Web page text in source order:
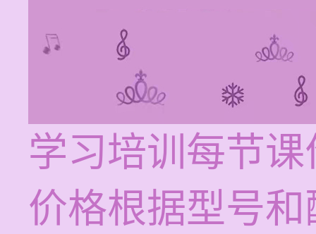
学习培训每节
价格根据型号